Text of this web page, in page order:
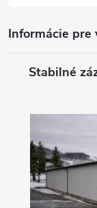
Informácie pre
Stabilné